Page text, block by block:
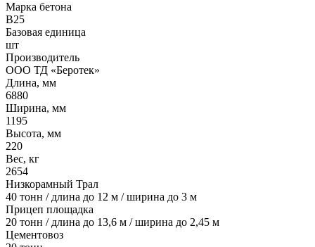
Марка бетона
B25
Базовая единица
шт
Производитель
ООО ТД «Беротек»
Длина, мм
6880
Ширина, мм
1195
Высота, мм
220
Вес, кг
2654
Низкорамный Трал
40 тонн / длина до 12 м / ширина до 3 м
Прицеп площадка
20 тонн / длина до 13,6 м / ширина до 2,45 м
Цементовоз